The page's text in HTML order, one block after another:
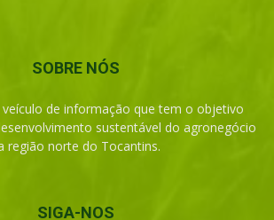
SOBRE NÓS
veículo de informação que tem o objetivo
sustentável do agronegócio
região norte do Tocantins.
SIGA-NOS